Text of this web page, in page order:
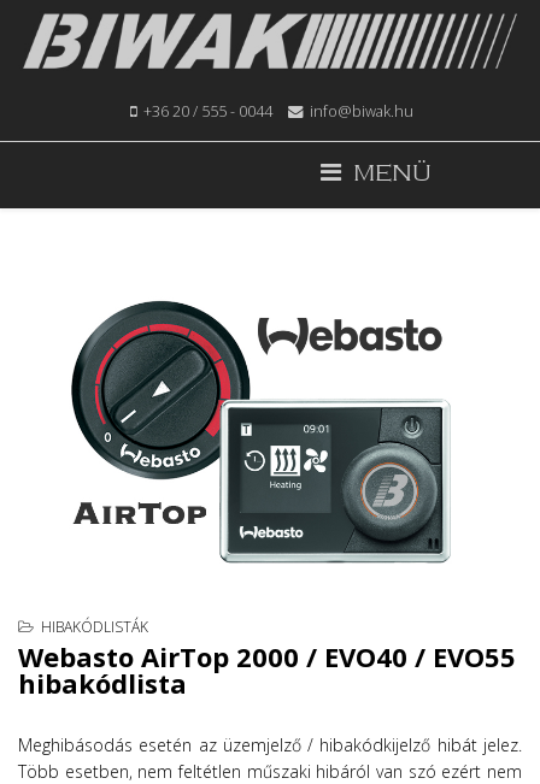
+36 20 / 555 - 0044 info@biwak.hu
MENÜ
HIBAKÓDLISTÁK
Webasto AirTop 2000 / EVO40 / EVO55
hibakódlista
Meghibásodás esetén az üzemjelző / hibakódkijelző hibát jelez.
Több esetben, nem feltétlen műszaki hibáról van szó ezért nem